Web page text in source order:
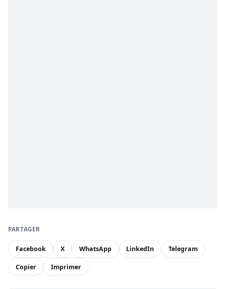
PARTAGER
Facebook X WhatsApp LinkedIn Telegram
Copier Imprimer